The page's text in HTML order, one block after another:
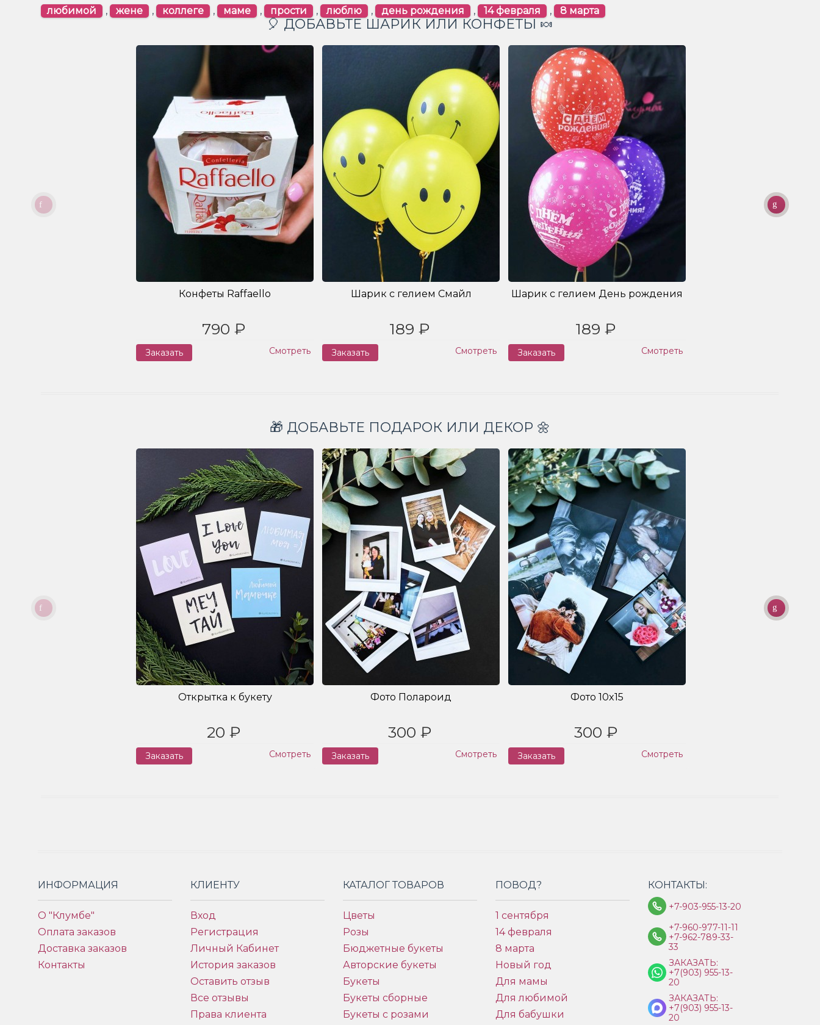
любимой , жене , коллеге , маме , прости , люблю , день рождения , 14 февраля , 8 марта
🎈 ДОБАВЬТЕ ШАРИК ИЛИ КОНФЕТЫ 🍬
Конфеты Raffaello
790 ₽
Заказать Смотреть
Шарик с гелием Смайл
189 ₽
Заказать Смотреть
Шарик с гелием День рождения
189 ₽
Заказать Смотреть
🎁 ДОБАВЬТЕ ПОДАРОК ИЛИ ДЕКОР 🌼
Открытка к букету
20 ₽
Заказать Смотреть
Фото Полароид
300 ₽
Заказать Смотреть
Фото 10x15
300 ₽
Заказать Смотреть
ИНФОРМАЦИЯ
О "Клумбе"
Оплата заказов
Доставка заказов
Контакты
КЛИЕНТУ
Вход
Регистрация
Личный Кабинет
История заказов
Оставить отзыв
Все отзывы
Права клиента
КАТАЛОГ ТОВАРОВ
Цветы
Розы
Бюджетные букеты
Авторские букеты
Букеты
Букеты сборные
Букеты с розами
ПОВОД?
1 сентября
14 февраля
8 марта
Новый год
Для мамы
Для любимой
Для бабушки
КОНТАКТЫ:
+7-903-955-13-20
+7-960-977-11-11
+7-962-789-33-
33
ЗАКАЗАТЬ:
+7(903) 955-13-
20
ЗАКАЗАТЬ:
+7(903) 955-13-
20